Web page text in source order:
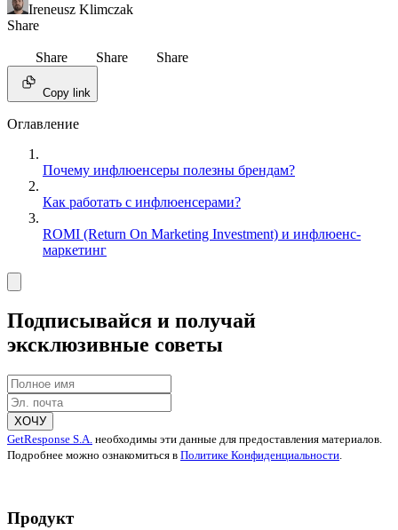
Ireneusz Klimczak
Share
Share Share Share
Copy link
Оглавление
Почему инфлюенсеры полезны брендам?
Как работать с инфлюенсерами?
ROMI (Return On Marketing Investment) и инфлюенс-
маркетинг
Подписывайся и получай
эксклюзивные советы
ХОЧУ
GetResponse S.A. необходимы эти данные для предоставления материалов.
Подробнее можно ознакомиться в Политике Конфиденциальности
Продукт